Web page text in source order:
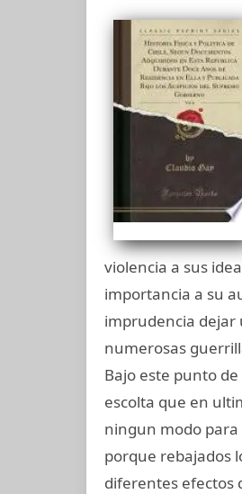
violencia a sus
importancia a su
imprudencia dejar
numerosas
Bajo este punto
escolta que en
ningun modo para
porque rebajados
diferentes efectos